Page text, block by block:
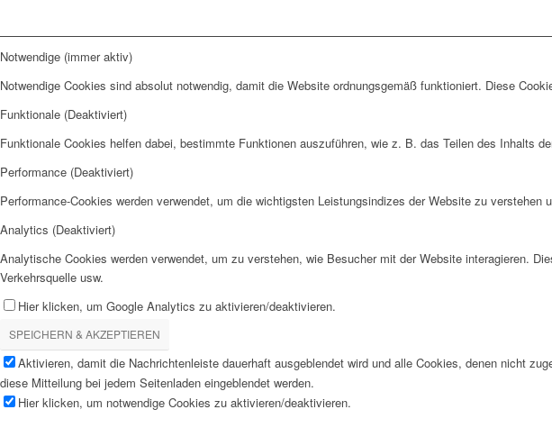
Notwendige (immer aktiv)
Notwendige Cookies sind absolut notwendig, damit die Website ordnungsgemäß funktioniert. Diese
Funktionale (Deaktiviert)
Funktionale Cookies helfen dabei, bestimmte Funktionen auszuführen, wie z. B. das Teilen des Inhalts
Performance (Deaktiviert)
Performance-Cookies werden verwendet, um die wichtigsten Leistungsindizes der Website zu
Analytics (Deaktiviert)
Analytische Cookies werden verwendet, um zu verstehen, wie Besucher mit der Website interagieren.
Verkehrsquelle usw.
Hier klicken, um Google Analytics zu aktivieren/deaktivieren.
SPEICHERN & AKZEPTIEREN
Aktivieren, damit die Nachrichtenleiste dauerhaft ausgeblendet wird und alle Cookies, denen nicht
diese Mitteilung bei jedem Seitenladen eingeblendet werden.
Hier klicken, um notwendige Cookies zu aktivieren/deaktivieren.